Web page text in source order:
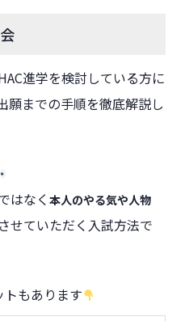
進学を検討している方に
願までの手順を徹底解説し
はなく 本人のやる気や人物
せていただく入試方法で
トもあります